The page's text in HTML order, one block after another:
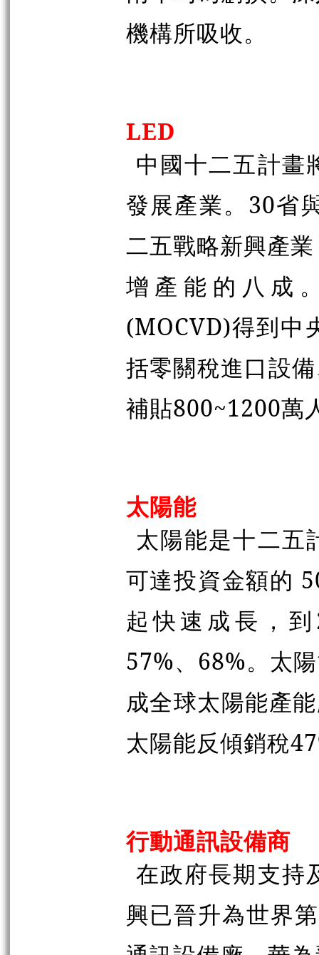
機構所吸收。
LED
中國十二五計畫
發展產業。30省
二五戰略新興產
增產能的八成
(MOCVD)得到中
括零關稅進口設
補貼800~1200萬
太陽能
太陽能是十二五
可達投資金額的
起快速成長，
57%、68%。太
成全球太陽能產
太陽能反傾銷稅
行動通訊設備商
在政府長期支持
興已晉升為世界